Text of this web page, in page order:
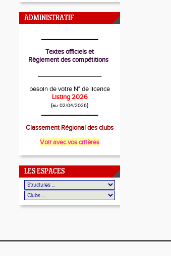
ADMINISTRATIF
________________
Textes officiels et
Règlement des compétitions
besoin de votre N° de licence
Listing 2026
(au 02/04/2026)
________________
Classement Régional des clubs
Voir avec vos critères
LES ESPACES